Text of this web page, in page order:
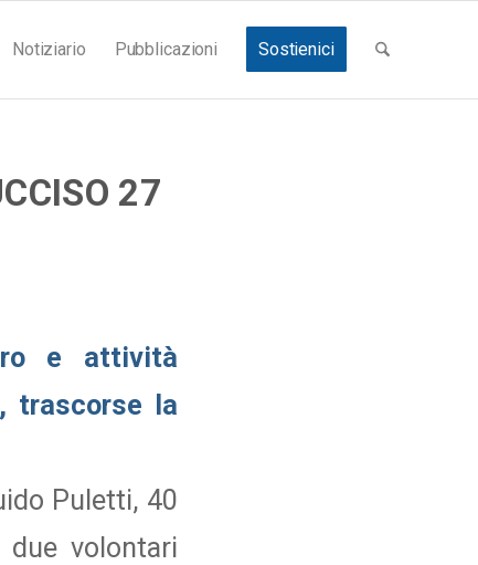
Notiziario Pubblicazioni Sostienici
27
e attività
trascorse la
Puletti, 40
volontari